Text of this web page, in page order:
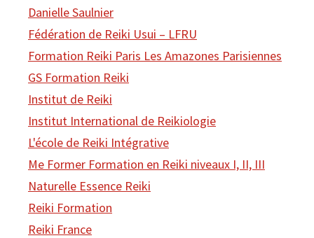
Danielle Saulnier
Fédération de Reiki Usui – LFRU
Formation Reiki Paris Les Amazones Parisiennes
GS Formation Reiki
Institut de Reiki
Institut International de Reikiologie
L'école de Reiki Intégrative
Me Former Formation en Reiki niveaux I, II, III
Naturelle Essence Reiki
Reiki Formation
Reiki France